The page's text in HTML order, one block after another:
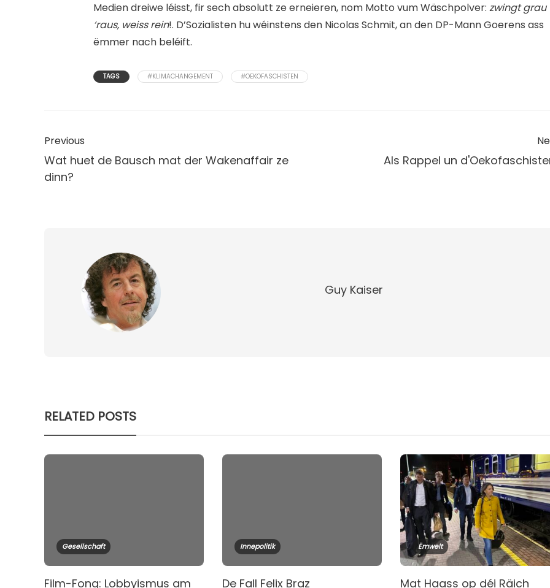
Medien dreiwe léisst, fir sech absolutt ze erneieren, nom Motto vum Wäschpolver: zwingt grau
‘raus, weiss rein!. D’Sozialisten hu wéinstens den Nicolas Schmit, an den DP-Mann Goerens ass
ëmmer nach beléift.
TAGS #KLIMACHANGEMENT #OEKOFASCHISTEN
Previous
Wat huet de Bausch mat der Wakenaffair ze
dinn?
Als Rappel un
Guy Kaiser
RELATED POSTS
Gesellschaft
Film-Fong: Lobbyismus am
Innepolitik
De Fall Felix Braz
Ëmwelt
Mat Haass op déi Räich